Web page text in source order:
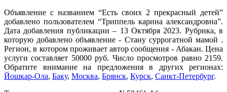
Объявление с названием “Есть своих 2 прекрасный детей”
добавлено пользователем “Триппель карина александровна”.
Дата добавления публикации – 13 Октября 2023. Рубрика, в
которую добавлено объявление - Cтану суррогатной мамой .
Регион, в котором проживает автор сообщения - Абакан. Цена
услуги составляет 50000 руб. Число просмотров равно 2159.
Обратите внимание на предложения в других регионах:
Йошкар-Ола, Баку, Москва, Брянск, Курск, Санкт-Петербург.